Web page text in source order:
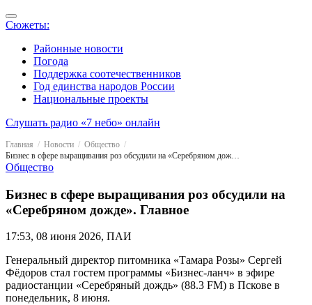
Сюжеты:
Районные новости
Погода
Поддержка соотечественников
Год единства народов России
Национальные проекты
Слушать радио «7 небо» онлайн
Главная Новости
Общество
Бизнес в сфере выращивания роз обсудили на «Серебряном дожде». Главное
Общество
Бизнес в сфере выращивания роз обсудили на
«Серебряном дожде». Главное
17:53, 08 июня 2026, ПАИ
Генеральный директор питомника «Тамара Розы» Сергей
Фёдоров стал гостем программы «Бизнес-ланч» в эфире
радиостанции «Серебряный дождь» (88.3 FM) в Пскове в
понедельник, 8 июня.